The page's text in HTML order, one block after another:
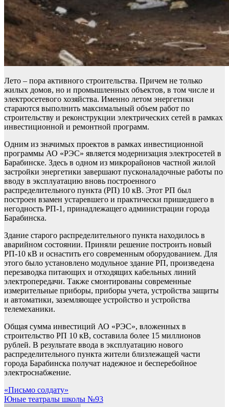
Лето – пора активного строительства. Причем не только
жилых домов, но и промышленных объектов, в том числе и
электросетевого хозяйства. Именно летом энергетики
стараются выполнить максимальный объем работ по
строительству и реконструкции электрических сетей в рамках
инвестиционной и ремонтной программ.
Одним из значимых проектов в рамках инвестиционной
программы АО «РЭС» является модернизация электросетей в
Барабинске. Здесь в одном из микрорайонов частной жилой
застройки энергетики завершают пусконаладочные работы по
вводу в эксплуатацию вновь построенного
распределительного пункта (РП) 10 кВ. Этот РП был
построен взамен устаревшего и практически пришедшего в
негодность РП-1, принадлежащего администрации города
Барабинска.
Здание старого распределительного пункта находилось в
аварийном состоянии. Приняли решение построить новый
РП-10 кВ и оснастить его современным оборудованием. Для
этого было установлено модульное здание РП, произведена
перезаводка питающих и отходящих кабельных линий
электропередачи. Также смонтированы современные
измерительные приборы, приборы учета, устройства защиты
и автоматики, заземляющее устройство и устройства
телемеханики.
Общая сумма инвестиций АО «РЭС», вложенных в
строительство РП 10 кВ, составила более 15 миллионов
рублей. В результате ввода в эксплуатацию нового
распределительного пункта жители близлежащей части
города Барабинска получат надежное и бесперебойное
электроснабжение.
Навигация
«Письмо солдату»
Юные театралы школы №93